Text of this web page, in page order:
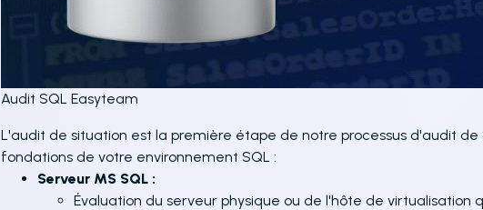
Audit SQL Easyteam
L'audit de situation est la première étape de notre processus d'audit de
fondations de votre environnement SQL :
Serveur MS SQL :
Évaluation du serveur physique ou de l'hôte de virtualisation